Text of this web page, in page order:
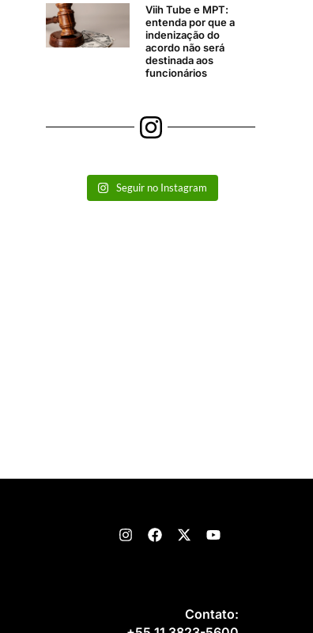
Viih Tube e MPT:
entenda por que a
indenização do
acordo não será
destinada aos
funcionários
Seguir no Instagram
Contato: